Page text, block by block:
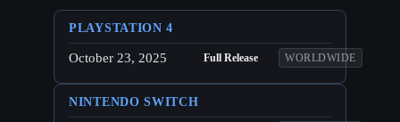
PLAYSTATION 4
October 23, 2025 Full Release WORLDWIDE
NINTENDO SWITCH